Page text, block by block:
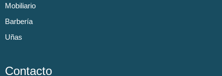
Mobiliario
Barbería
Uñas
Contacto